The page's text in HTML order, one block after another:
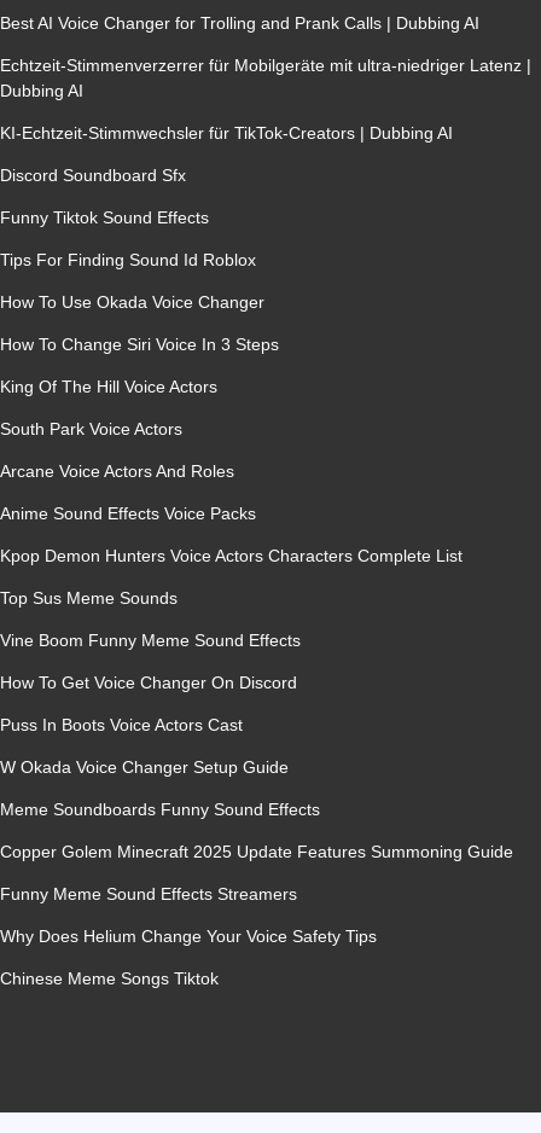
Best AI Voice Changer for Trolling and Prank Calls | Dubbing AI
Echtzeit-Stimmenverzerrer für Mobilgeräte mit ultra-niedriger Latenz |
Dubbing AI
KI-Echtzeit-Stimmwechsler für TikTok-Creators | Dubbing AI
Discord Soundboard Sfx
Funny Tiktok Sound Effects
Tips For Finding Sound Id Roblox
How To Use Okada Voice Changer
How To Change Siri Voice In 3 Steps
King Of The Hill Voice Actors
South Park Voice Actors
Arcane Voice Actors And Roles
Anime Sound Effects Voice Packs
Kpop Demon Hunters Voice Actors Characters Complete List
Top Sus Meme Sounds
Vine Boom Funny Meme Sound Effects
How To Get Voice Changer On Discord
Puss In Boots Voice Actors Cast
W Okada Voice Changer Setup Guide
Meme Soundboards Funny Sound Effects
Copper Golem Minecraft 2025 Update Features Summoning Guide
Funny Meme Sound Effects Streamers
Why Does Helium Change Your Voice Safety Tips
Chinese Meme Songs Tiktok